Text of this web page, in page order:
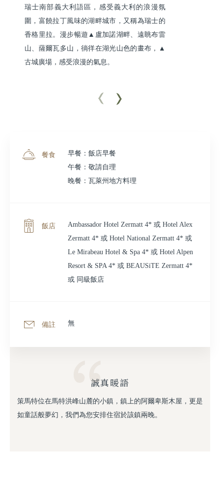
瑞士南部義大利語區，感受義大利的浪漫氛
圍，富饒拉丁風味的湖畔城市，又稱為瑞士的
香格里拉。漫步暢遊▲盧加諾湖畔、遠眺布雷
山、薩爾瓦多山，徜徉在湖光山色的畫布，▲
古城廣場，感受浪漫的氣息。
餐食
早餐：飯店早餐
午餐：敬請自理
晚餐：瓦萊州地方料理
飯店
Ambassador Hotel Zermatt 4* 或 Hotel Alex
Zermatt 4* 或 Hotel National Zermatt 4* 或
Le Mirabeau Hotel & Spa 4* 或 Hotel Alpen
Resort & SPA 4* 或 BEAUSiTE Zermatt 4*
或 同級飯店
備註 無
誠真暖語
策馬特位在馬特洪峰山麓的小鎮，鎮上的阿爾卑斯木屋，更是
如童話般夢幻，我們為您安排住宿於該鎮兩晚。